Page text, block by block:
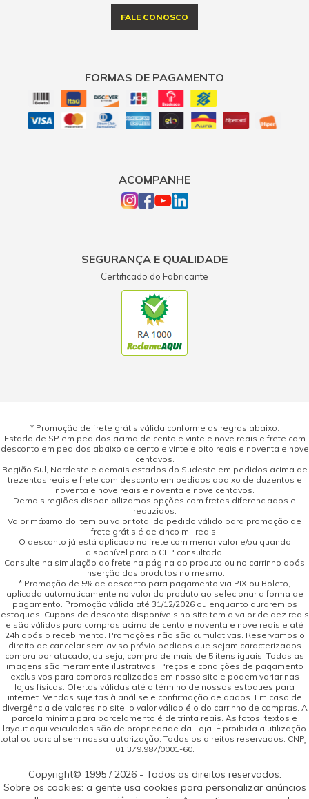
FALE CONOSCO
FORMAS DE PAGAMENTO
ACOMPANHE
SEGURANÇA E QUALIDADE
Certificado do Fabricante
* Promoção de frete grátis válida conforme as regras abaixo:
Estado de SP em pedidos acima de cento e vinte e nove reais e frete com
desconto em pedidos abaixo de cento e vinte e oito reais e noventa e nove
centavos.
Região Sul, Nordeste e demais estados do Sudeste em pedidos acima de
trezentos reais e frete com desconto em pedidos abaixo de duzentos e
noventa e nove reais e noventa e nove centavos.
Demais regiões disponibilizamos opções com fretes diferenciados e
reduzidos.
Valor máximo do item ou valor total do pedido válido para promoção de
frete grátis é de cinco mil reais.
O desconto já está aplicado no frete com menor valor e/ou quando
disponível para o CEP consultado.
Consulte na simulação do frete na página do produto ou no carrinho após
inserção dos produtos no mesmo.
* Promoção de 5% de desconto para pagamento via PIX ou Boleto,
aplicada automaticamente no valor do produto ao selecionar a forma de
pagamento. Promoção válida até 31/12/2026 ou enquanto durarem os
estoques. Cupons de desconto disponíveis no site tem o valor de dez reais
e são válidos para compras acima de cento e noventa e nove reais e até
24h após o recebimento. Promoções não são cumulativas. Reservamos o
direito de cancelar sem aviso prévio pedidos que sejam caracterizados
compra por atacado, ou seja, compra de mais de 5 itens iguais. Todas as
imagens são meramente ilustrativas. Preços e condições de pagamento
exclusivos para compras realizadas em nosso site e podem variar nas
lojas físicas. Ofertas válidas até o término de nossos estoques para
internet. Vendas sujeitas à análise e confirmação de dados. Em caso de
divergência de valores no site, o valor válido é o do carrinho de compras. A
parcela mínima para parcelamento é de trinta reais. As fotos, textos e
layout aqui veiculados são de propriedade da Loja. É proibida a utilização
total ou parcial sem nossa autorização. Todos os direitos reservados. CNPJ:
01.379.987/0001-60.
Copyright© 1995 / 2026 - Todos os direitos reservados.
Sobre os cookies: a gente usa cookies para personalizar anúncios